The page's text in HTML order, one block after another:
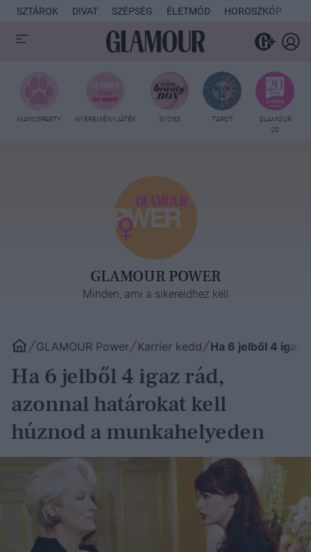
SZTÁROK DIVAT SZÉPSÉG ÉLETMÓD HOROSZKÓP
MANCSPARTY NYEREMÉNYJÁTÉK SYOSS TAROT
GLAMOUR
20
GLAMOUR POWER
Minden, ami a sikereidhez kell
GLAMOUR Power Karrier kedd Ha 6 jelből 4 igaz
Ha 6 jelből 4 igaz rád,
azonnal határokat kell
húznod a munkahelyeden